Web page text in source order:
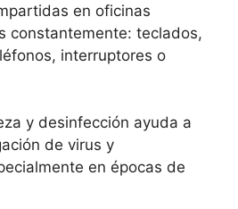
en oficinas
constantemente: teclados,
interruptores o
y desinfección ayuda a
de virus y
en épocas de